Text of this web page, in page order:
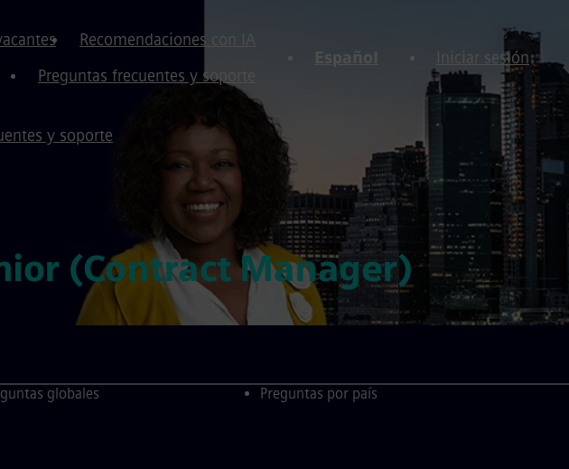
Recomendaciones con IA
Preguntas frecuentes y soporte
Español Iniciar sesión
y soporte
(Contract Manager)
globales Preguntas por país